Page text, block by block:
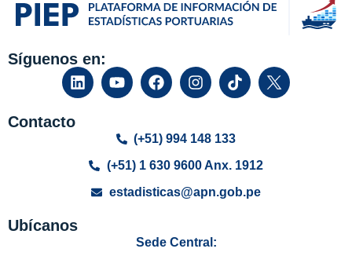
Síguenos en:
Contacto
(+51) 994 148 133
(+51) 1 630 9600 Anx. 1912
estadisticas@apn.gob.pe
Ubícanos
Sede Central: